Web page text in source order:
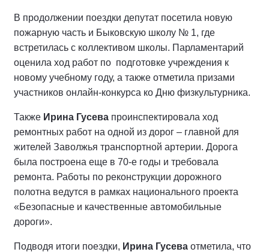
В продолжении поездки депутат посетила новую
пожарную часть и Быковскую школу № 1, где
встретилась с коллективом школы. Парламентарий
оценила ход работ по подготовке учреждения к
новому учебному году, а также отметила призами
участников онлайн-конкурса ко Дню физкультурника.
Также Ирина Гусева проинспектировала ход
ремонтных работ на одной из дорог – главной для
жителей Заволжья транспортной артерии. Дорога
была построена еще в 70-е годы и требовала
ремонта. Работы по реконструкции дорожного
полотна ведутся в рамках национального проекта
«Безопасные и качественные автомобильные
дороги».
Подводя итоги поездки, Ирина Гусева отметила, что